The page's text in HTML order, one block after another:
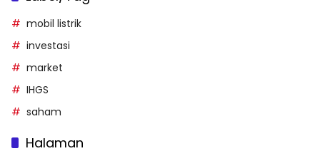
mobil listrik
investasi
market
IHGS
saham
Halaman